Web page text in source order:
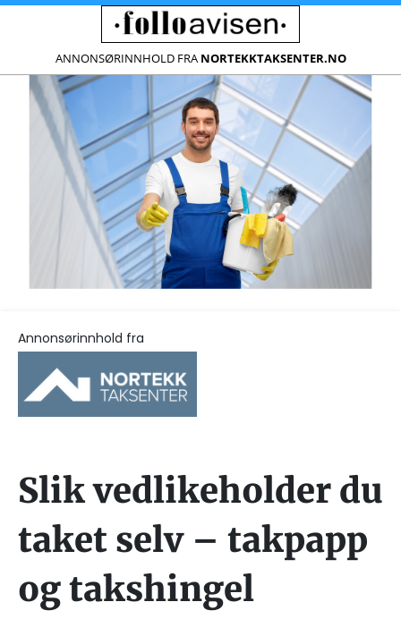
ANNONSØRINNHOLD FRA NORTEKKTAKSENTER.NO
Annonsørinnhold fra
Slik vedlikeholder du
taket selv – takpapp
og takshingel